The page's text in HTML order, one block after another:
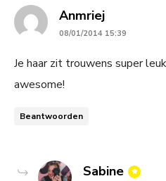
Anmriejsays:
08/01/2014 15:39
Je haar zit trouwens super
awesome!
Beantwoorden
Sabine says: